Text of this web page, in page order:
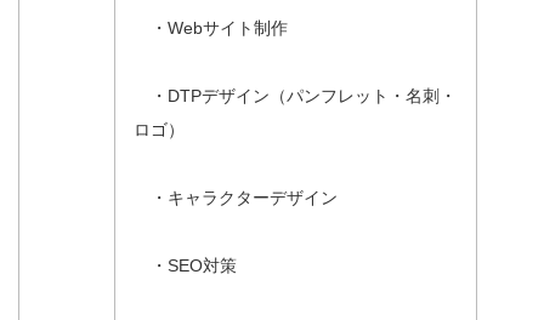
・Webサイト制作
・DTPデザイン（パンフレット・名刺・
ロゴ）
・キャラクターデザイン
・SEO対策